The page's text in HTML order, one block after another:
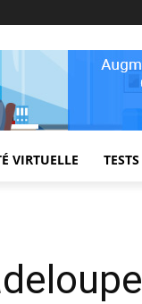
VIRTUELLE TESTS